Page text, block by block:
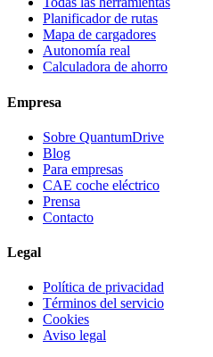
Planificador de rutas
Mapa de cargadores
Autonomía real
Calculadora de ahorro
Empresa
Sobre QuantumDrive
Blog
Para empresas
CAE coche eléctrico
Prensa
Contacto
Legal
Política de privacidad
Términos del servicio
Cookies
Aviso legal